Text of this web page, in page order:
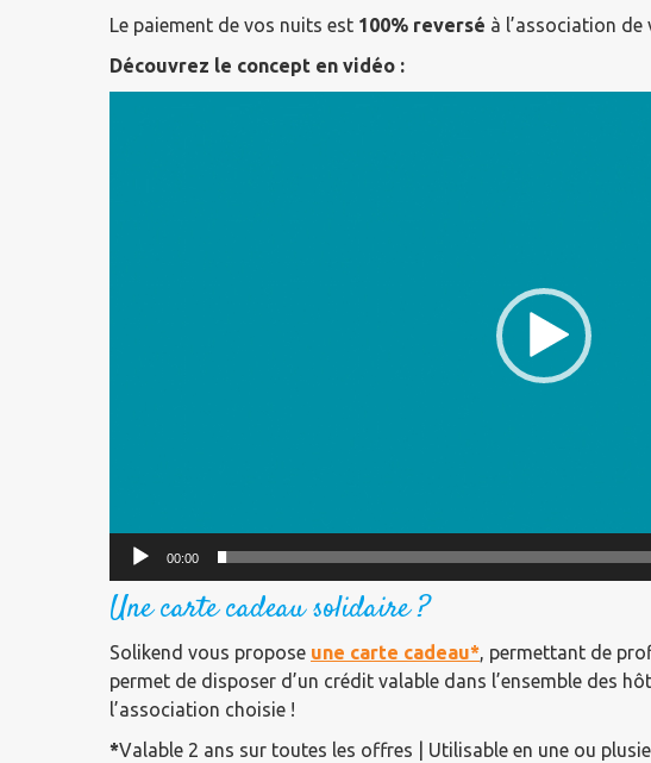
Le paiement de vos nuits est 100% reversé à l’association de
Découvrez le concept en vidéo :
00:00
Une carte cadeau solidaire ?
Solikend vous propose une carte cadeau*, permettant de
permet de disposer d’un crédit valable dans l’ensemble des
l’association choisie !
*Valable 2 ans sur toutes les offres | Utilisable en une ou